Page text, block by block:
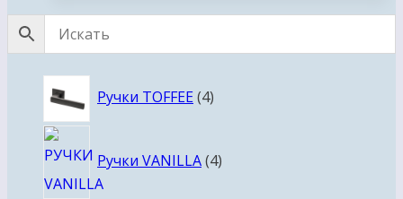
Ручки TOFFEE 44
Ручки VANILLA 4товара